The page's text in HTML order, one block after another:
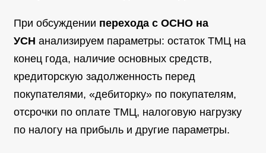
При обсуждении перехода с ОСНО на
УСН анализируем параметры: остаток ТМЦ на
конец года, наличие основных средств,
кредиторскую задолженность перед
покупателями, «дебиторку» по покупателям,
отсрочки по оплате ТМЦ, налоговую нагрузку
по налогу на прибыль и другие параметры.